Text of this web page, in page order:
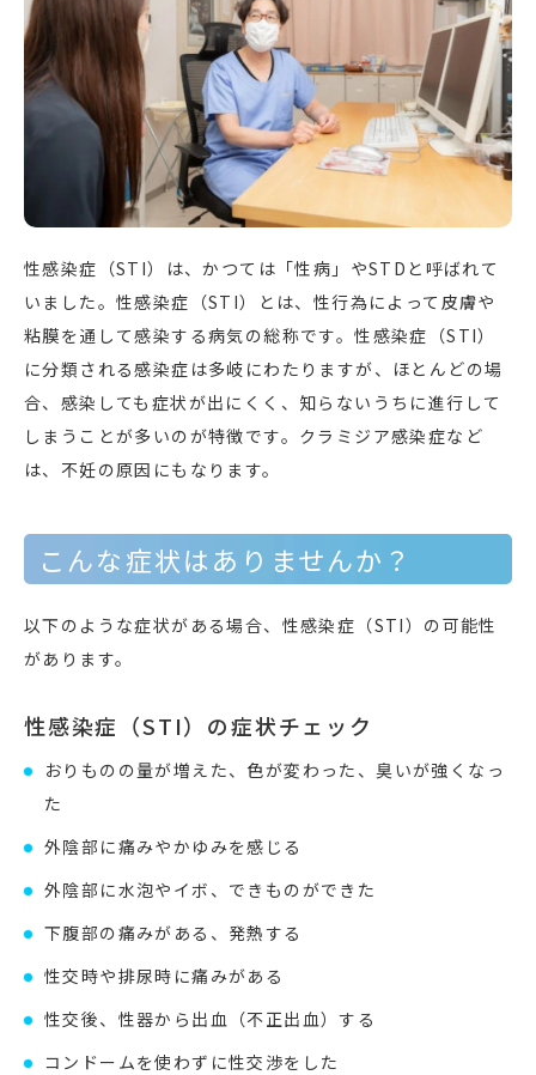
性感染症（STI）は、かつては「性病」やSTDと呼ばれて
いました。性感染症（STI）とは、性行為によって皮膚や
粘膜を通して感染する病気の総称です。性感染症（STI）
に分類される感染症は多岐にわたりますが、ほとんどの場
合、感染しても症状が出にくく、知らないうちに進行して
しまうことが多いのが特徴です。クラミジア感染症など
は、不妊の原因にもなります。
こんな症状はありませんか？
以下のような症状がある場合、性感染症（STI）の可能性
があります。
性感染症（STI）の症状チェック
おりものの量が増えた、色が変わった、臭いが強くなっ
た
外陰部に痛みやかゆみを感じる
外陰部に水泡やイボ、できものができた
下腹部の痛みがある、発熱する
性交時や排尿時に痛みがある
性交後、性器から出血（不正出血）する
コンドームを使わずに性交渉をした